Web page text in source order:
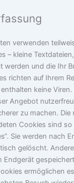
verwenden
– kleine
werden und die Ihr
richten auf Ihrem
keine
Angebot
zu machen. Die
Cookies sind
Sie werden nach
gelöscht.
Endgerät
ermöglichen